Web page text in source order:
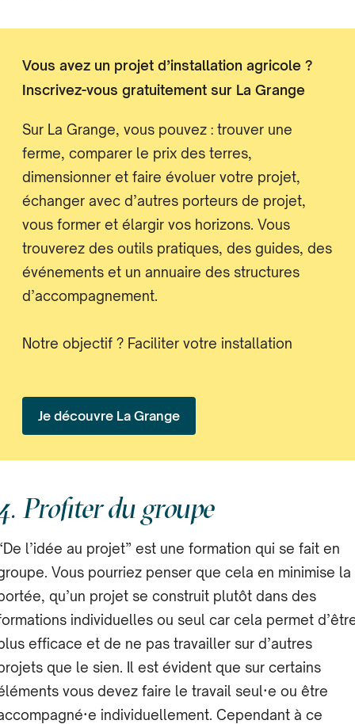
Vous avez un projet d’installation agricole ?
Inscrivez-vous gratuitement sur La Grange
Sur La Grange, vous pouvez : trouver une
ferme, comparer le prix des terres,
dimensionner et faire évoluer votre projet,
échanger avec d’autres porteurs de projet,
vous former et élargir vos horizons. Vous
trouverez des outils pratiques, des guides, des
événements et un annuaire des structures
d’accompagnement.
Notre objectif ? Faciliter votre installation
Je découvre La Grange
Profiter du groupe
l’idée au projet” est une formation qui se fait en
Vous pourriez penser que cela en minimise la
qu’un projet se construit plutôt dans des
individuelles ou seul car cela permet
efficace et de ne pas travailler sur d’autres
que le sien. Il est évident que sur certains
vous devez faire le travail seul·e ou être
individuellement. Cependant à ce